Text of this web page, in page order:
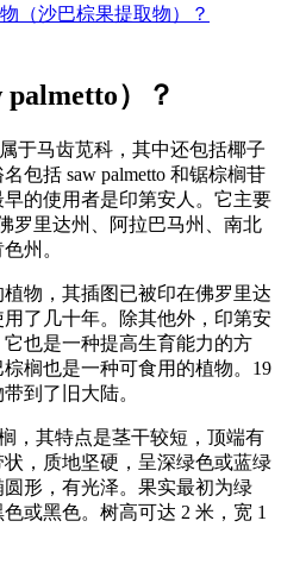
（沙巴棕果提取物）？
）？
属于马齿苋科，其中还包括椰子
包括 saw palmetto 和锯棕榈苷
早的使用者是印第安人。它主要
罗里达州、阿拉巴马州、南北
州。
物，其插图已被印在佛罗里达
了几十年。除其他外，印第安
它也是一种提高生育能力的方
榈也是一种可食用的植物。19
到了旧大陆。
，其特点是茎干较短，顶端有
，质地坚硬，呈深绿色或蓝绿
形，有光泽。果实最初为绿
或黑色。树高可达 2 米，宽 1